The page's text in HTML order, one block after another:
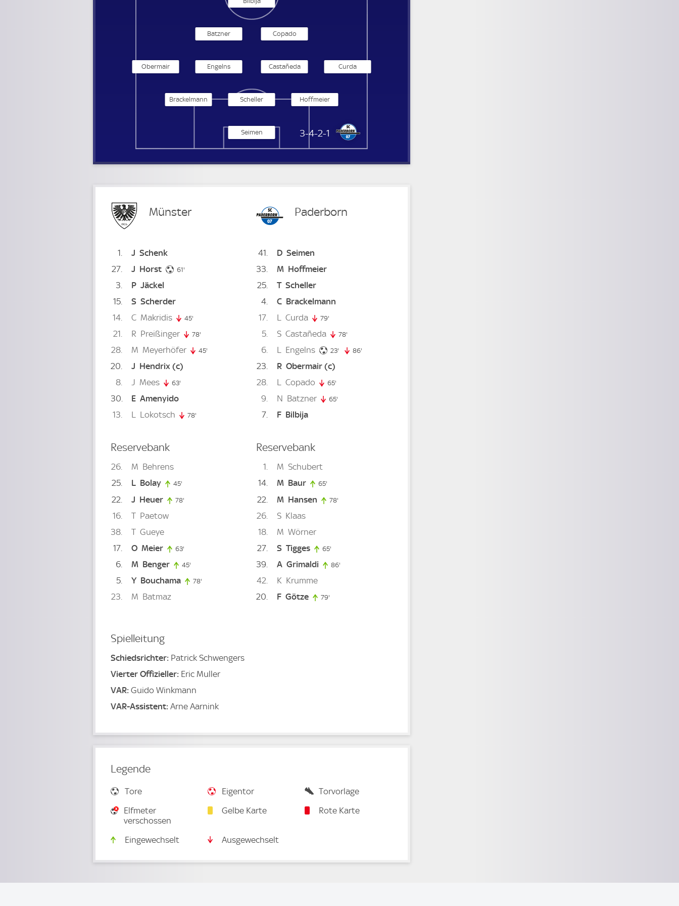
SC Paderborn 07
3-4-2-1
Seimen
Hoffmeier
Scheller
Brackelmann
Curda
Castañeda
Engelns
Obermair
Copado
Batzner
Münster
1 J Schenk
27
J Horst 61'
3 P Jäckel
15
S Scherder
14
C Makridis 45'
21 R Preißinger 78'
28 M Meyerhöfer 45'
20 J Hendrix (c)
8
J Mees 63'
30 E Amenyido
13
L Lokotsch 78'
Reservebank
26 M Behrens
25
L Bolay 45'
22 J Heuer 78'
16 T Paetow
38
T Gueye
17
O Meier 63'
6 M Benger 45'
5 Y Bouchama 78'
23 M Batmaz
Paderborn
41 D Seimen
33
M Hoffmeier
25
T Scheller
4
C Brackelmann
17
L Curda 79'
5 S Castañeda 78'
6 L Engelns 23' 23. minute
86'
23 R Obermair(c)
28
L Copado 65'
9 N Batzner 65'
7 F Bilbija
Reservebank
1 M Schubert
14
M Baur 65'
22 M Hansen 78'
26 S Klaas
18
M Wörner
27
S Tigges 65'
39 A Grimaldi 86'
42 K Krumme
20
F Götze 79'
Spielleitung
Schiedsrichter: Patrick Schwengers
Vierter Offizieller: Eric Muller
VAR: Guido Winkmann
VAR-Assistent: Arne Aarnink
Legende
Tore Eigentor
Torvorlage
Elfmeter
verschossen
Gelbe Karte Rote Karte
Eingewechselt Ausgewechselt